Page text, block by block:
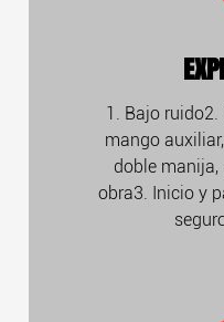
1. Bajo
mango
doble
obra3. Inicio y